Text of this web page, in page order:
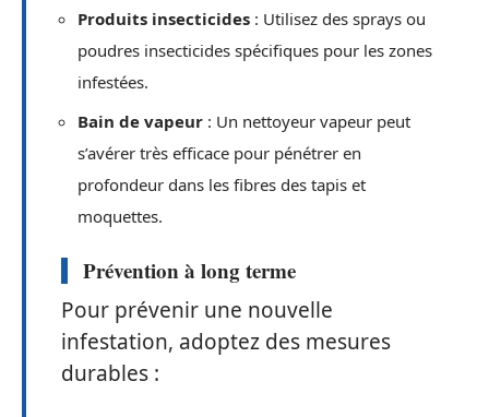
Produits insecticides : Utilisez des sprays ou
poudres insecticides spécifiques pour les zones
infestées.
Bain de vapeur : Un nettoyeur vapeur peut
s’avérer très efficace pour pénétrer en
profondeur dans les fibres des tapis et
moquettes.
Prévention à long terme
Pour prévenir une nouvelle
infestation, adoptez des mesures
durables :